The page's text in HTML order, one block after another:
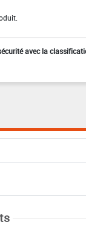
avec la